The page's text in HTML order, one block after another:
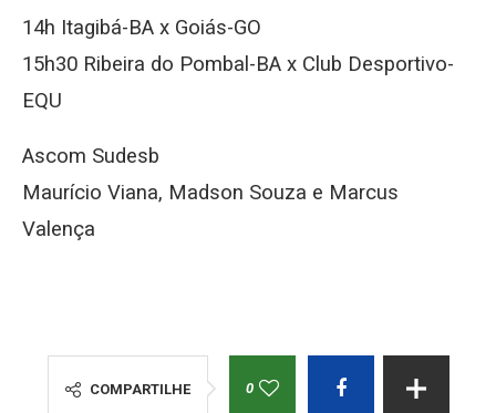
14h Itagibá-BA x Goiás-GO
15h30 Ribeira do Pombal-BA x Club Desportivo-
EQU
Ascom Sudesb
Maurício Viana, Madson Souza e Marcus
Valença
COMPARTILHE 0